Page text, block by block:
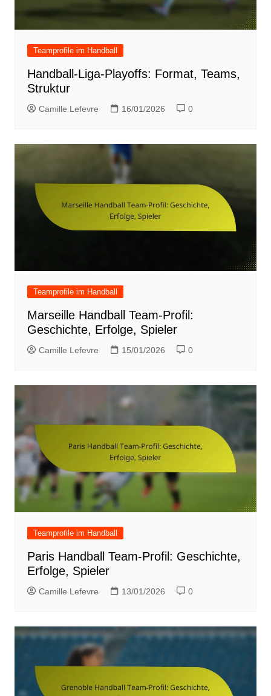
Teamprofile im Handball
Handball-Liga-Playoffs: Format, Teams,
Struktur
Camille Lefevre 16/01/2026 0
Teamprofile im Handball
Marseille Handball Team-Profil:
Geschichte, Erfolge, Spieler
Camille Lefevre 15/01/2026 0
Teamprofile im Handball
Paris Handball Team-Profil: Geschichte,
Erfolge, Spieler
Camille Lefevre 13/01/2026 0